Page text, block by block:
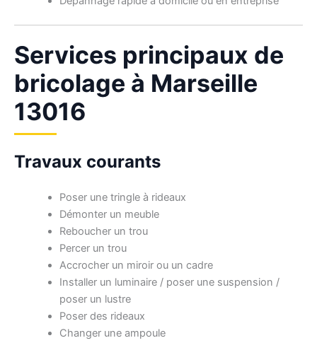
Services principaux de
bricolage à Marseille
13016
Travaux courants
Poser une tringle à rideaux
Démonter un meuble
Reboucher un trou
Percer un trou
Accrocher un miroir ou un cadre
Installer un luminaire / poser une suspension /
poser un lustre
Poser des rideaux
Changer une ampoule